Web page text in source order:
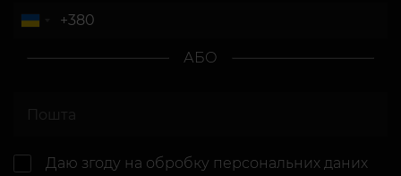
АБО
Даю згоду на обробку персональних даних